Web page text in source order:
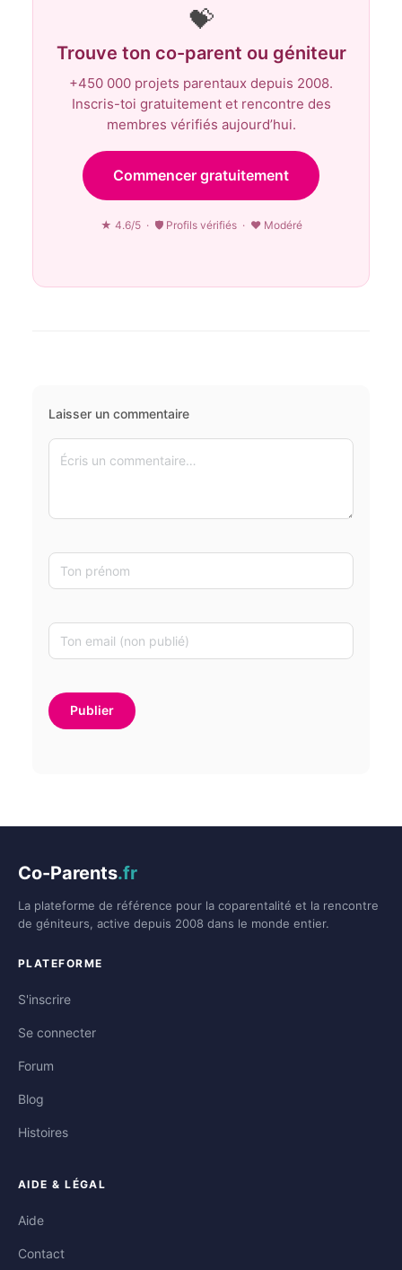
💝
Trouve ton co-parent ou géniteur
+450 000 projets parentaux depuis 2008.
Inscris-toi gratuitement et rencontre des
membres vérifiés aujourd’hui.
Commencer gratuitement
★ 4.6/5 · 🛡 Profils vérifiés · ♥ Modéré
Laisser un commentaire
Co-Parents.fr
La plateforme de référence pour la coparentalité et la rencontre
de géniteurs, active depuis 2008 dans le monde entier.
PLATEFORME
S'inscrire
Se connecter
Forum
Blog
Histoires
AIDE & LÉGAL
Aide
Contact